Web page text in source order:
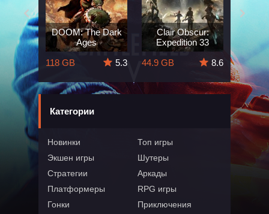
The
5.7
DOOM: The Dark
Ages
118 GB
5.3
Clair Obscur:
Expedition 33
44.9 GB
8.6
164 GB
Категории
Новинки
Топ игры
Экшен игры
Шутеры
Стратегии
Аркады
Платформеры
RPG игры
Гонки
Приключения